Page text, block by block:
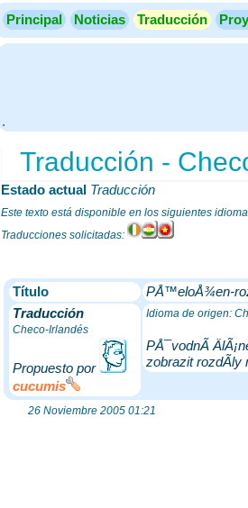
Principal Noticias Traducción
.
Traducción -
Estado actual Traducción
Este texto está disponible en los siguientes
Traducciones solicitadas:
Título
PÅ™eloÅ¾en-
Traducción
Checo-Irlandés
Propuesto por
cucumis
Idioma de origen:
PÅ¯vodnÃ­
zobrazit rozdÃ­ly
26 Noviembre 2005 01:21